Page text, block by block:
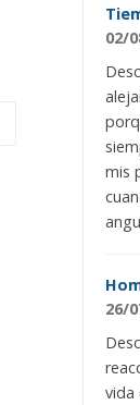
02/
mis
26/
vida